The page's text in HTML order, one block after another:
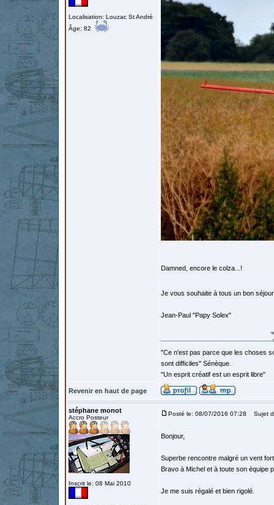
Localisation: Louzac St André
Âge: 82
Damned, encore le colza...!
Je vous souhaite à tous un bon
Jean-Paul "Papy Solex"
"Ce n'est pas parce que les choses
sont difficiles" Sénèque.
"Un esprit créatif est un esprit libre"
Revenir en haut de page
stéphane monot
Accro Posteur
Inscrit le: 08 Mai 2010
Posté le: 08/07/2016 07:28 Sujet
Bonjour,
Superbe rencontre malgré un vent
Bravo à Michel et à toute son équipe
Je me suis régalé et bien rigolé.